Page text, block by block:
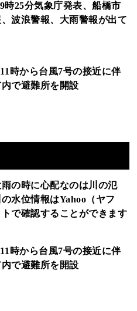
時25分気象庁発表、船橋市
波浪警報、大雨警報が出て
時から台風7号の接近に伴
で避難所を開設
雨の時に心配なのは川の氾
水位情報はYahoo（ヤフ
で確認することができます
時から台風7号の接近に伴
で避難所を開設